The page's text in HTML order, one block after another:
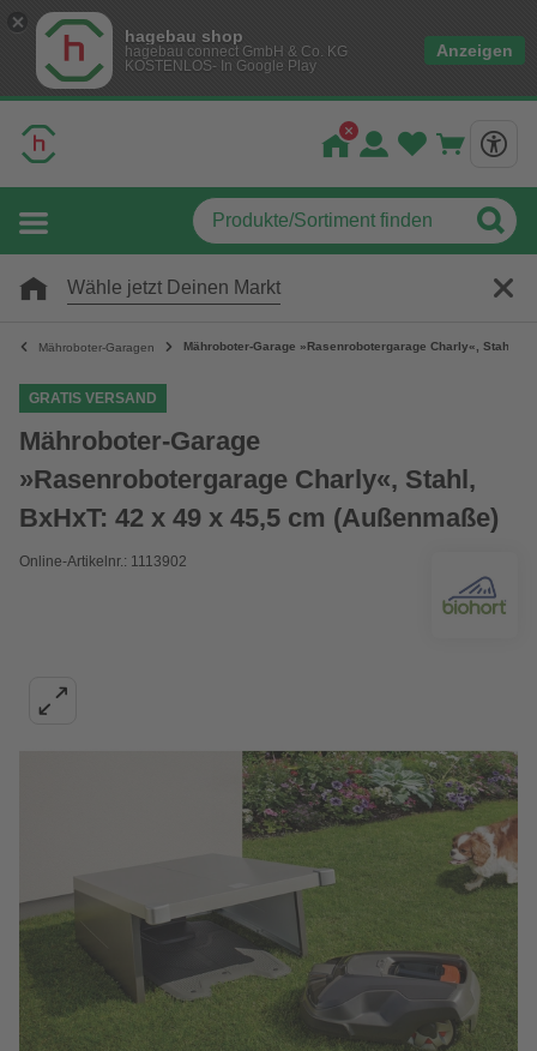
hagebau shop
hagebau connect GmbH & Co. KG
KOSTENLOS- In Google Play
Anzeigen
Wähle jetzt Deinen Markt
Mähroboter-Garagen Mähroboter-Garage »Rasenrobotergarage Charly«, Stahl,
GRATIS VERSAND
Mähroboter-Garage
»Rasenrobotergarage Charly«, Stahl,
BxHxT: 42 x 49 x 45,5 cm (Außenmaße)
Online-Artikelnr.: 1113902